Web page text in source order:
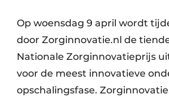
Op woensdag 9 april wordt
door Zorginnovatie.nl de
Nationale Zorginnovatieprijs
voor de meest innovatieve
opschalingsfase.